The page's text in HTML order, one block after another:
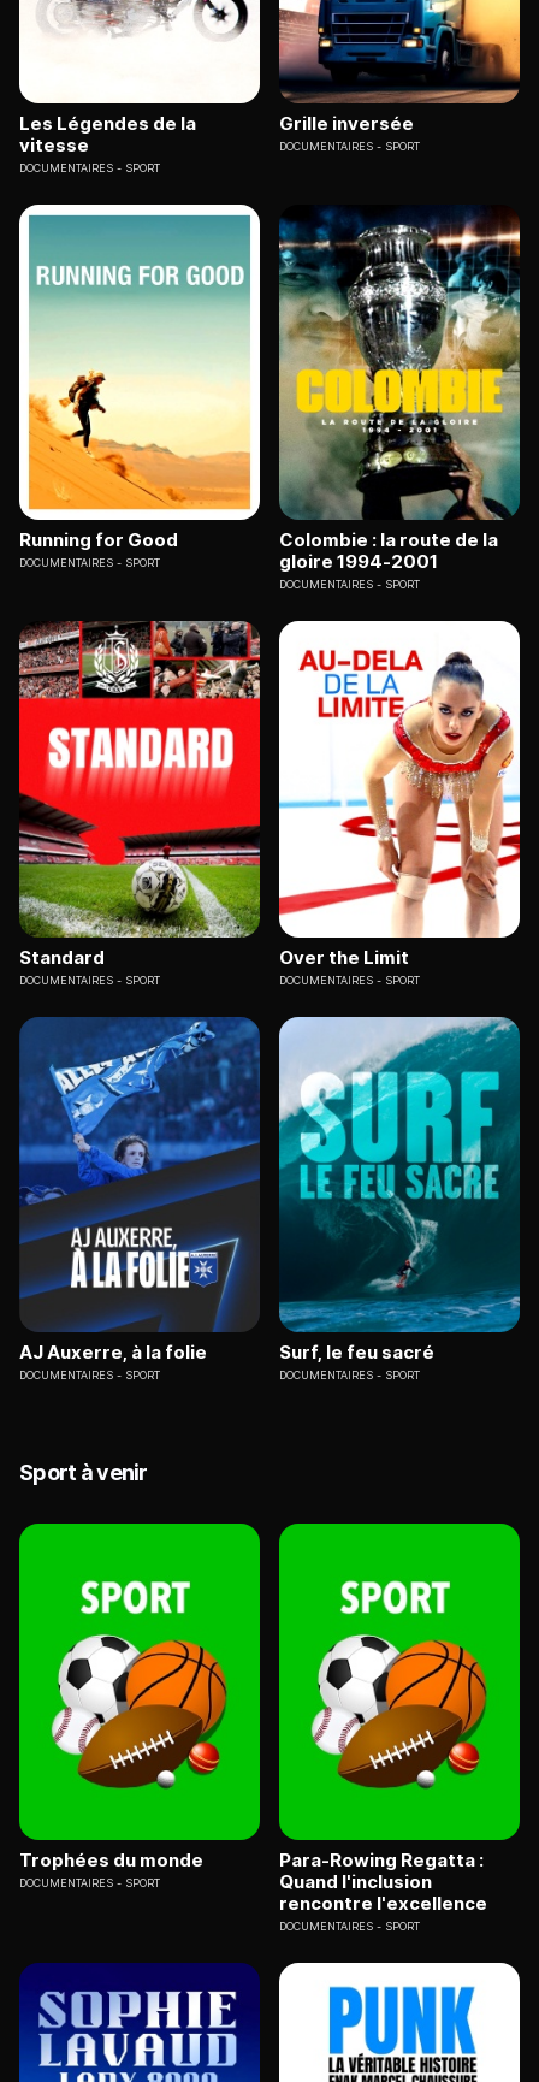
Les Légendes de la
vitesse
DOCUMENTAIRES SPORT
Grille inversée
DOCUMENTAIRES SPORT
Running for Good
DOCUMENTAIRES SPORT
Colombie : la route de la
gloire 1994-2001
DOCUMENTAIRES SPORT
Standard
DOCUMENTAIRES SPORT
Over the Limit
DOCUMENTAIRES SPORT
AJ Auxerre, à la folie
DOCUMENTAIRES SPORT
Surf, le feu sacré
DOCUMENTAIRES SPORT
Sport à venir
Trophées du monde
DOCUMENTAIRES SPORT
Para-Rowing Regatta :
Quand l'inclusion
rencontre l'excellence
DOCUMENTAIRES SPORT